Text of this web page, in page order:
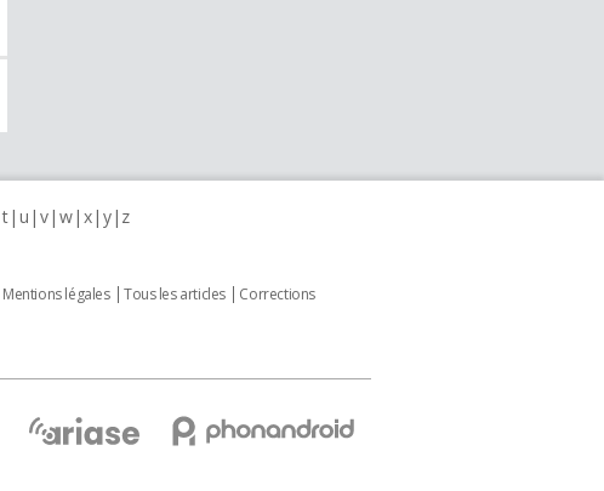
t u v w x y z
Mentions légales Tous les articles
Corrections